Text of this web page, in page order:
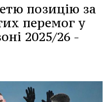
позицію за
перемог у
2025/26 -